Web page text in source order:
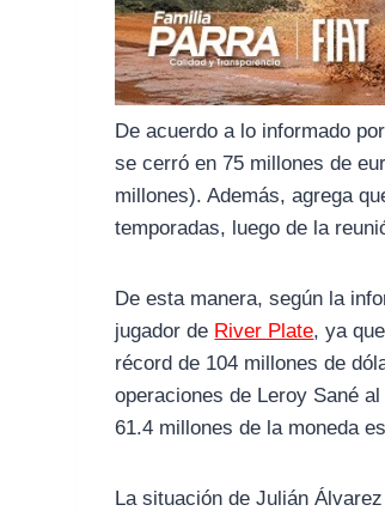
De acuerdo a lo informado
se cerró en 75 millones de
millones). Además, agrega
temporadas, luego de la
De esta manera, según la
jugador de River Plate, ya
récord de 104 millones de
operaciones de Leroy Sané
61.4 millones de la moneda
La situación de Julián